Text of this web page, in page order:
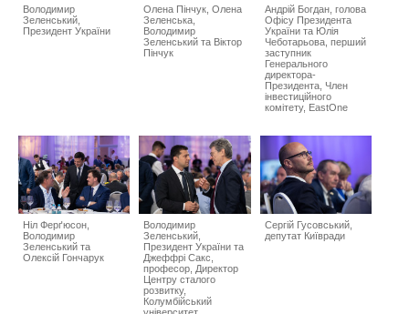
Володимир
Зеленський,
Президент України
Олена Пінчук, Олена
Зеленська,
Володимир
Зеленський та Віктор
Пінчук
Андрій Богдан, голова
Офісу Президента
України та Юлія
Чеботарьова, перший
заступник
Генерального
директора-
Президента, Член
інвестиційного
комітету, EastOne
Ніл Ферґюсон,
Володимир
Зеленський та
Олексій Гончарук
Володимир
Зеленський,
Президент України та
Джеффрі Сакс,
професор, Директор
Центру сталого
розвитку,
Колумбійський
Сергій Гусовський,
депутат Київради